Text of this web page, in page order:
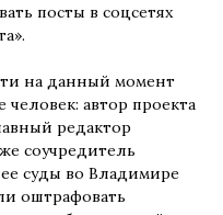
посты в соцсетях
на данный момент
человек: автор проекта
редактор
соучредитель
суды во Владимире
оштрафовать